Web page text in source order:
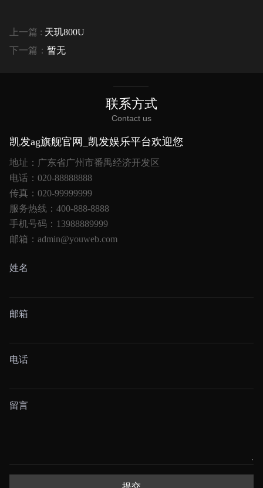
上一篇 : 天玑800U
下一篇： 暂无
联系方式
Contact us
凯发ag旗舰官网_凯发娱乐平台欢迎您
地址：广东省广州市番禺经济开发区
电话：020-88888888
传真：020-99999999
服务热线：400-888-8888
手机号码：13988889999
邮箱：admin@youweb.com
姓名
邮箱
电话
留言